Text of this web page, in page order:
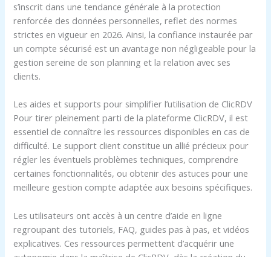
s’inscrit dans une tendance générale à la protection
renforcée des données personnelles, reflet des normes
strictes en vigueur en 2026. Ainsi, la confiance instaurée par
un compte sécurisé est un avantage non négligeable pour la
gestion sereine de son planning et la relation avec ses
clients.
Les aides et supports pour simplifier l’utilisation de ClicRDV
Pour tirer pleinement parti de la plateforme ClicRDV, il est
essentiel de connaître les ressources disponibles en cas de
difficulté. Le support client constitue un allié précieux pour
régler les éventuels problèmes techniques, comprendre
certaines fonctionnalités, ou obtenir des astuces pour une
meilleure gestion compte adaptée aux besoins spécifiques.
Les utilisateurs ont accès à un centre d’aide en ligne
regroupant des tutoriels, FAQ, guides pas à pas, et vidéos
explicatives. Ces ressources permettent d’acquérir une